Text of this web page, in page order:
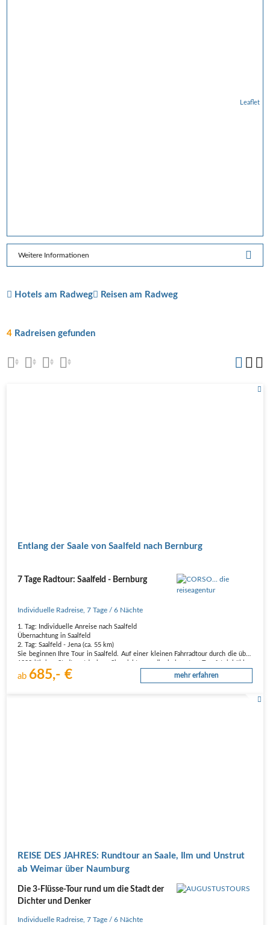
Leaflet
Weitere Informationen
Hotels am Radweg Reisen am Radweg
4 Radreisen gefunden
Entlang der Saale von Saalfeld nach Bernburg
7 Tage Radtour: Saalfeld - Bernburg
Individuelle Radreise ,7 Tage / 6 Nächte
1. Tag: Individuelle Anreise nach Saalfeld
Übernachtung in Saalfeld
2. Tag: Saalfeld - Jena (ca. 55 km)
Sie beginnen Ihre Tour in Saalfeld. Auf einer kleinen Fahrradtour durch die über
„Feengrotten“ sondern auch die Burgruine
ab 685,- € mehr erfahren
REISE DES JAHRES: Rundtour an Saale, Ilm und Unstrut
ab Weimar über Naumburg
Die 3-Flüsse-Tour rund um die Stadt der
Dichter und Denker
Individuelle Radreise ,7 Tage / 6 Nächte